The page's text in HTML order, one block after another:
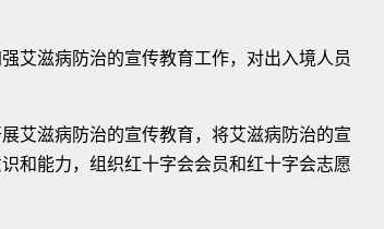
滋病防治的宣传教育工作，对出入境人员
滋病防治的宣传教育，将艾滋病防治的宣
和能力，组织红十字会会员和红十字会志愿